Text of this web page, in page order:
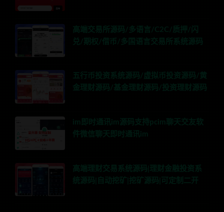
高端交易所源码/多语言/C2C/质押/闪
兑/期权/借币/多国语言交易所系统源码
五行币投资系统源码/虚拟币投资源码/黄
金理财源码/基金理财源码/投资理财源码
im即时通讯im源码支持pcim聊天交友软
件微信聊天即时通讯im
高端理财交易系统源码|理财金融投资系
统源码|自动挖矿|挖矿源码|可定制二开